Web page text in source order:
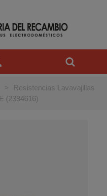
>
Resistencias Lavavajillas
(2394616)